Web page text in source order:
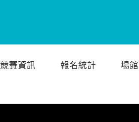
競賽資訊 報名統計 場